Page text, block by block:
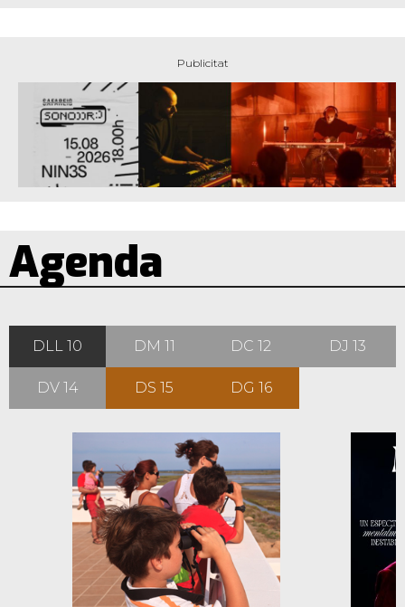
Agenda
DLL 10 DM 11 DC 12 DJ 13
DV 14 DS 15 DG 16